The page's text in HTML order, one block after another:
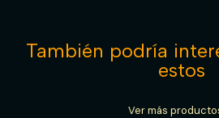
También podría
estos
Ver más